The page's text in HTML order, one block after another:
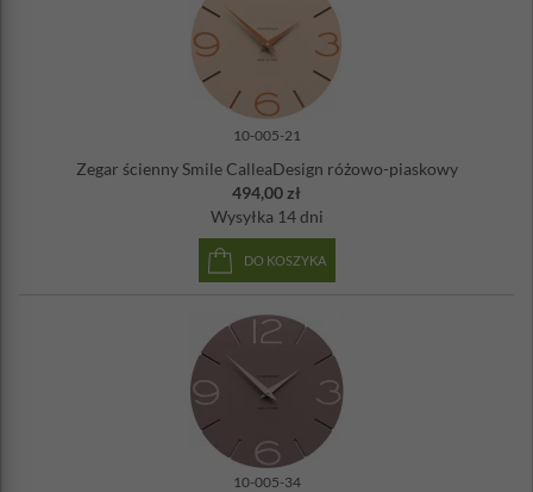
10-005-21
Zegar ścienny Smile CalleaDesign różowo-piaskowy
494,00 zł
Wysyłka 14 dni
DO KOSZYKA
10-005-34